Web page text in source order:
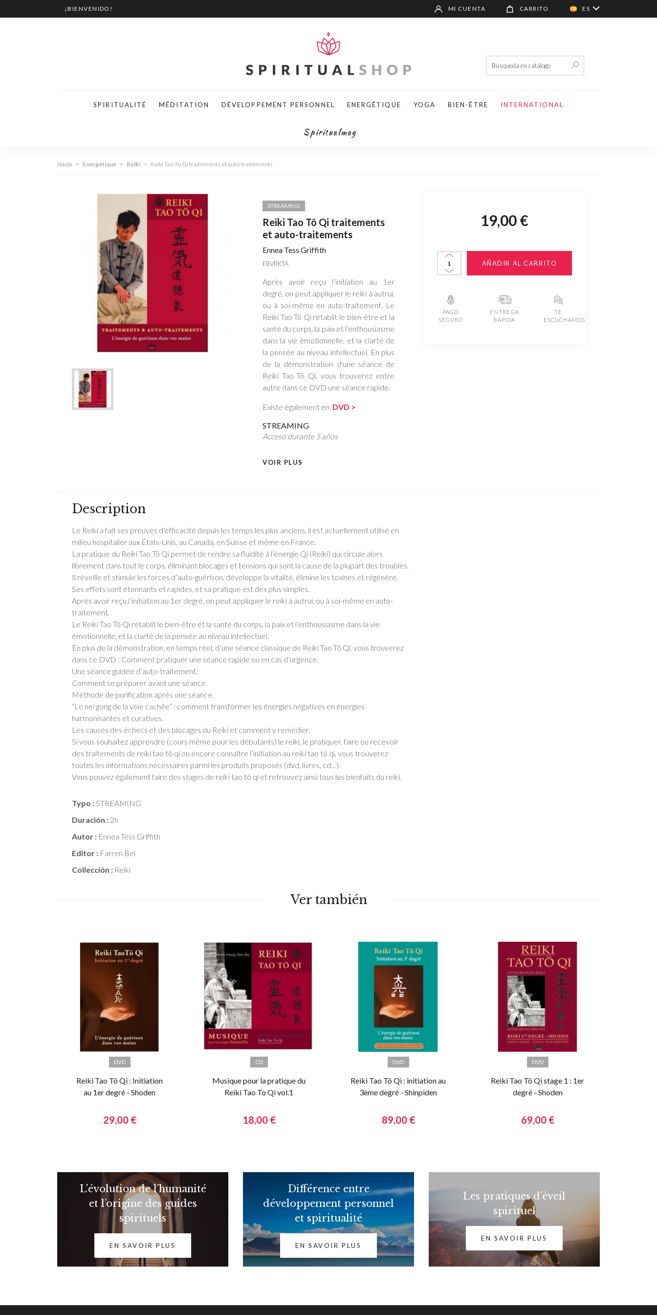
¡BIENVENIDO! MI CUENTA CARRITO ES
SPIRITUALITÉ MÉDITATION DÉVELOPPEMENT PERSONNEL ENERGÉTIQUE YOGA BIEN-ÊTRE INTERNATIONAL
Spiritualmag
Inicio > Energétique > Reiki > Reiki Tao Tö Qi traitements et auto-traitements
STREAMING
Reiki Tao Tö Qi traitements
et auto-traitements
Ennea Tess Griffith
FBVRKTA
Après avoir reçu l’initiation au 1er
degré, on peut appliquer le reiki à autrui,
ou à soi-même en auto-traitement. Le
Reiki Tao Tö Qi rétablit le bien-être et la
santé du corps, la paix et l’enthousiasme
dans la vie émotionnelle, et la clarté de
la pensée au niveau intellectuel. En plus
de la démonstration d'une séance de
Reiki Tao Tö Qi, vous trouverez entre
autre dans ce DVD une séance rapide.
Existe également en DVD >
STREAMING
Acceso durante 5 años
VOIR PLUS
19,00 €
AÑADIR AL CARRITO
PAGO
SEGURO
ENTREGA
RÁPIDA
TE
ESCUCHAMOS
Description
Le Reiki a fait ses preuves d’efficacité depuis les temps les plus anciens, il est actuellement utilisé en
milieu hospitalier aux États-Unis, au Canada, en Suisse et même en France.
La pratique du Reiki Tao Tö Qi permet de rendre sa fluidité à l’énergie Qi (Reiki) qui circule alors
librement dans tout le corps, éliminant blocages et tensions qui sont la cause de la plupart des troubles.
Il réveille et stimule les forces d’auto-guérison, développe la vitalité, élimine les toxines et régénère.
Ses effets sont étonnants et rapides, et sa pratique est des plus simples.
Après avoir reçu l’initiation au 1er degré, on peut appliquer le reiki à autrui, ou à soi-même en auto-
traitement.
Le Reiki Tao Tö Qi rétablit le bien-être et la santé du corps, la paix et l’enthousiasme dans la vie
émotionnelle, et la clarté de la pensée au niveau intellectuel.
En plus de la démonstration, en temps réel, d’une séance classique de Reiki Tao Tö Qi, vous trouverez
dans ce DVD : Comment pratiquer une séance rapide ou en cas d’urgence.
Une séance guidée d’auto-traitement.
Comment se préparer avant une séance.
Méthode de purification après une séance.
“Le nei gong de la voie cachée” : comment transformer les énergies négatives en énergies
harmonisantes et curatives.
Les causes des échecs et des blocages du Reiki et comment y remédier.
Si vous souhaitez apprendre (cours même pour les débutants) le reiki, le pratiquer, faire ou recevoir
des traitements de reiki tao tö qi ou encore connaître l’initiation au reiki tao tö qi, vous trouverez
toutes les informations nécessaires parmi les produits proposés (dvd, livres, cd…).
Vous pouvez également faire des stages de reiki tao tö qi et retrouvez ainsi tous les bienfaits du reiki.
Typo :STREAMING
Duración : 2h
Autor : Ennea Tess Griffith
Editor : Farren Bel
Collección : Reiki
Ver también
DVD
Reiki Tao Tö Qi : Initiation
au 1er degré - Shoden
29,00 €
CD
Musique pour la pratique du
Reiki Tao To Qi vol.1
18,00 €
DVD
Reiki Tao Tö Qi : initiation au
3ème degré - Shinpiden
89,00 €
DVD
Reiki Tao Tö Qi stage 1 : 1er
degré - Shoden
69,00 €
L'évolution de l’humanité
et l’origine des guides
spirituels
EN SAVOIR PLUS
Différence entre
développement personnel
et spiritualité
EN SAVOIR PLUS
Les pratiques d'éveil
spirituel
EN SAVOIR PLUS